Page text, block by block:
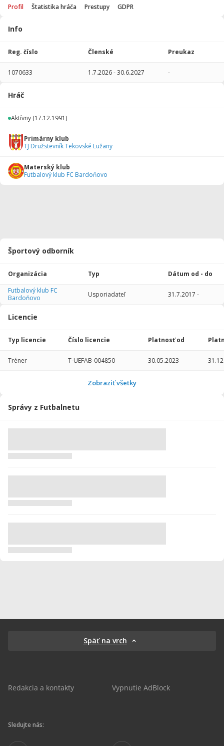
Profil Štatistika hráča Prestupy GDPR
Info
Reg. číslo Členské Preukaz
1070633 1.7.2026-30.6.2027 -
Hráč
Aktívny (17.12.1991)
Primárny klub
TJ Družstevník Tekovské Lužany
Materský klub
Futbalový klub FC Bardoňovo
Športový odborník
Organizácia Typ
Dátum od - do
Futbalový klub FC
Bardoňovo
Usporiadateľ 31.7.2017 -
Licencie
Typ licencie Číslo licencie Platnosť od
Tréner T-UEFAB-004850 30.05.2023
T-UEFAGC-002878
T-UEFAGC-002878
Zobraziť všetky
Štatistika
Správy z Futbalnetu
Späť na vrch
Redakcia a kontakty Vypnutie AdBlock
Sledujte nás: